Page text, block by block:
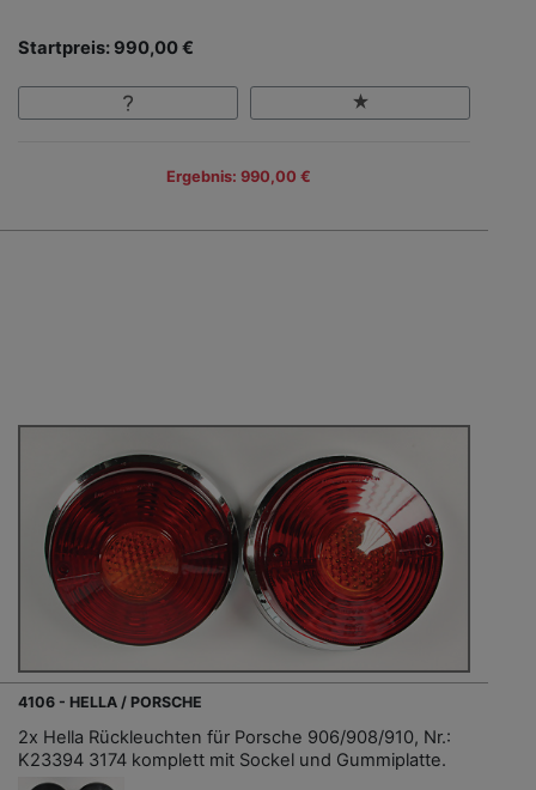
Startpreis: 990,00 €
Ergebnis: 990,00 €
4106 - HELLA / PORSCHE
2x Hella Rückleuchten für Porsche 906/908/910, Nr.:
K23394 3174 komplett mit Sockel und Gummiplatte.